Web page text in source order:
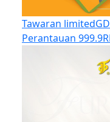
Tawaran limited
Perantauan 999.9